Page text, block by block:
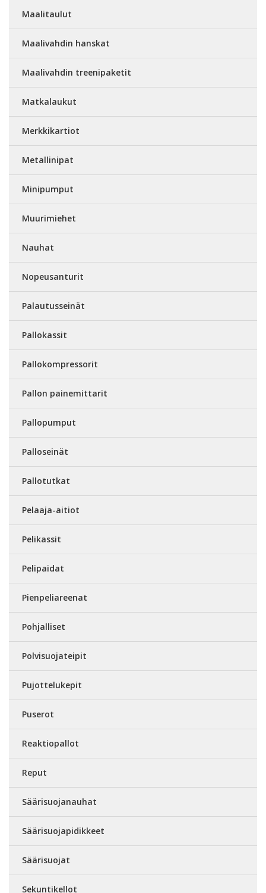
Maalitaulut
Maalivahdin hanskat
Maalivahdin treenipaketit
Matkalaukut
Merkkikartiot
Metallinipat
Minipumput
Muurimiehet
Nauhat
Nopeusanturit
Palautusseinät
Pallokassit
Pallokompressorit
Pallon painemittarit
Pallopumput
Palloseinät
Pallotutkat
Pelaaja-aitiot
Pelikassit
Pelipaidat
Pienpeliareenat
Pohjalliset
Polvisuojateipit
Pujottelukepit
Puserot
Reaktiopallot
Reput
Säärisuojanauhat
Säärisuojapidikkeet
Säärisuojat
Sekuntikellot